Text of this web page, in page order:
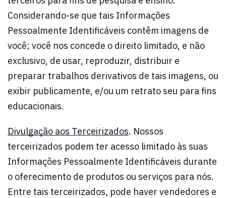
Considerando-se que tais Informações
Pessoalmente Identificáveis contêm imagens de
você; você nos concede o direito limitado, e não
exclusivo, de usar, reproduzir, distribuir e
preparar trabalhos derivativos de tais imagens, ou
exibir publicamente, e/ou um retrato seu para fins
educacionais.
Divulgação aos Terceirizados. Nossos
terceirizados podem ter acesso limitado às suas
Informações Pessoalmente Identificáveis durante
o oferecimento de produtos ou serviços para nós.
Entre tais terceirizados, pode haver vendedores e